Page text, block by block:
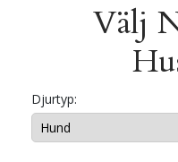
Välj
Djurtyp: